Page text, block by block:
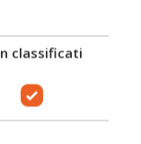
classificati